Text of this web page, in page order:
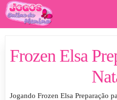
Frozen Elsa
Jogando Frozen Elsa Preparação